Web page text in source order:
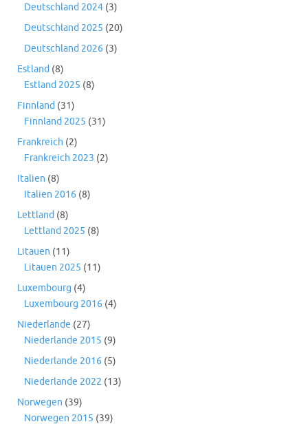
Deutschland 2024 (3)
Deutschland 2025 (20)
Deutschland 2026 (3)
Estland (8)
Estland 2025 (8)
Finnland (31)
Finnland 2025 (31)
Frankreich (2)
Frankreich 2023 (2)
Italien (8)
Italien 2016 (8)
Lettland (8)
Lettland 2025 (8)
Litauen (11)
Litauen 2025 (11)
Luxembourg (4)
Luxembourg 2016 (4)
Niederlande (27)
Niederlande 2015 (9)
Niederlande 2016 (5)
Niederlande 2022 (13)
Norwegen (39)
Norwegen 2015 (39)